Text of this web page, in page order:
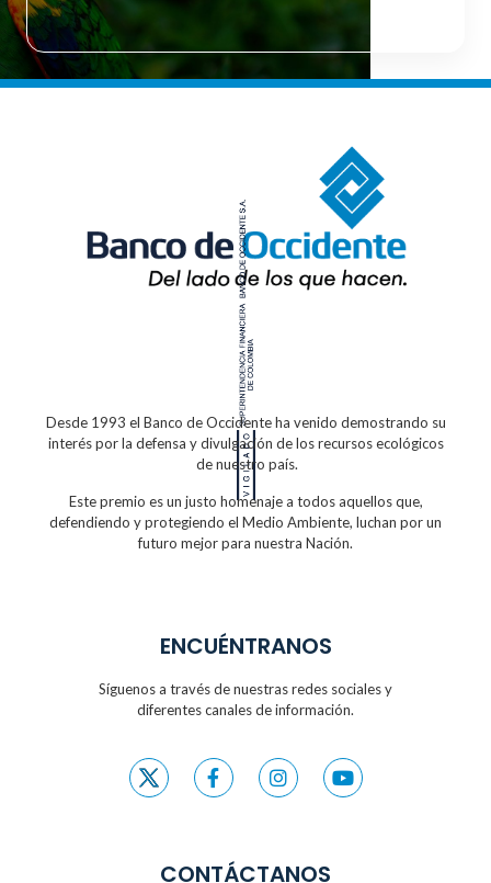
Desde 1993 el Banco de Occidenteha venido demostrando su
interés por la defensa y divulgación de los recursos ecológicos
de nuestro país.
Este premio es un justo homenaje a todosaquellos que,
defendiendo y protegiendo el Medio Ambiente, luchan por un
futuro mejor para nuestra Nación.
ENCUÉNTRANOS
Síguenos a través de nuestras redes sociales y
diferentes canales de información.
CONTÁCTANOS